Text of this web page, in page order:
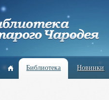
Библиотека Новинки